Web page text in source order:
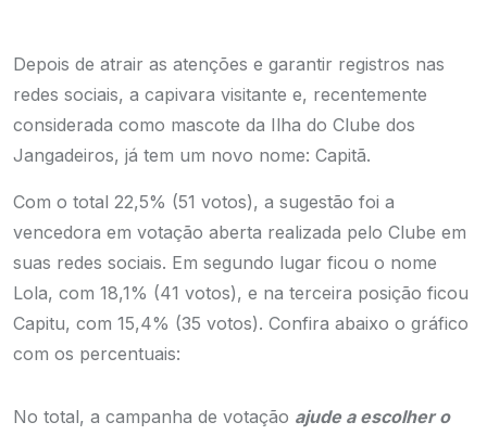
Depois de atrair as atenções e garantir registros nas
redes sociais, a capivara visitante e, recentemente
considerada como mascote da Ilha do Clube dos
Jangadeiros, já tem um novo nome: Capitã.
Com o total 22,5% (51 votos), a sugestão foi a
vencedora em votação aberta realizada pelo Clube em
suas redes sociais. Em segundo lugar ficou o nome
Lola, com 18,1% (41 votos), e na terceira posição ficou
Capitu, com 15,4% (35 votos). Confira abaixo o gráfico
com os percentuais:
No total, a campanha de votação ajude a escolher o